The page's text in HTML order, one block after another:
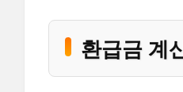
환급금 계